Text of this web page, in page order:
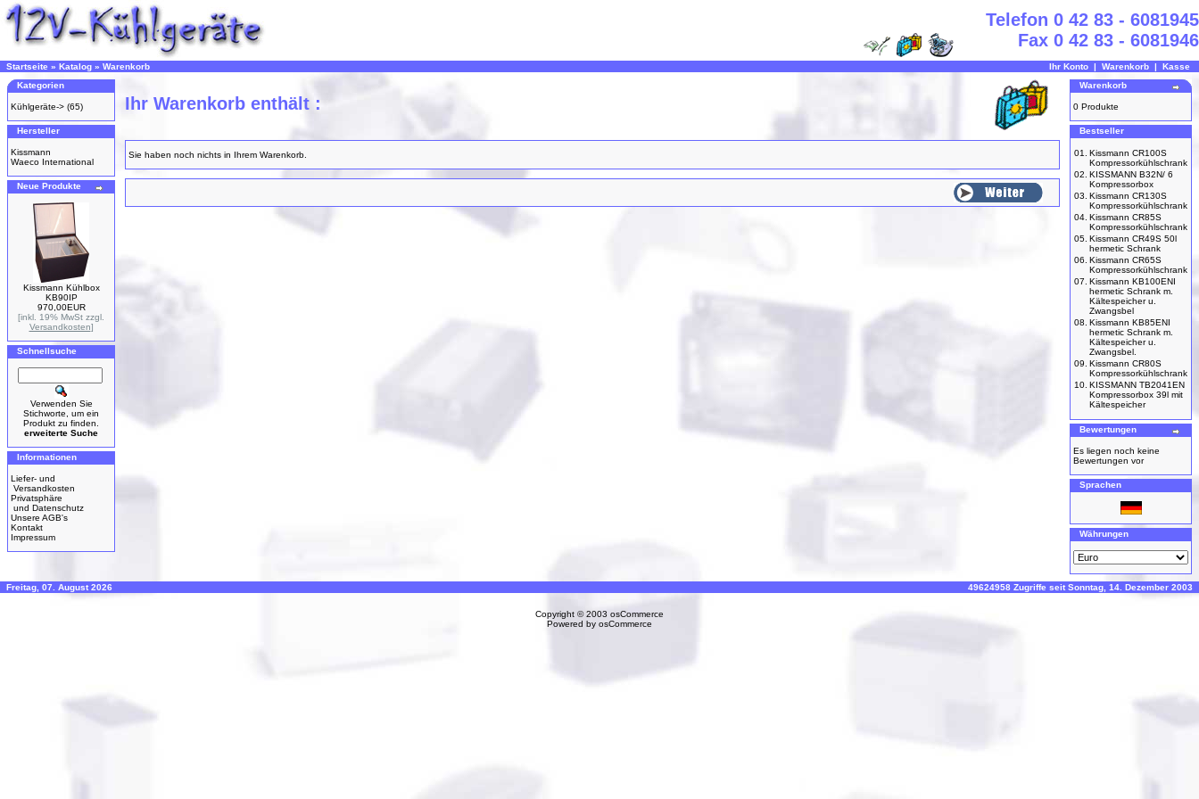
Telefon 0 42 83 - 6081945
Fax 0 42 83 - 6081946
Startseite » Katalog » Warenkorb Ihr Konto | Warenkorb | Kasse
Kategorien
Kühlgeräte-> (65)
Hersteller
Kissmann
Waeco International
Neue Produkte
Kissmann Kühlbox
KB90IP
970,00EUR
[inkl. 19% MwSt zzgl.
Versandkosten]
Schnellsuche
Verwenden Sie
Stichworte, um ein
Produkt zu finden.
erweiterte Suche
Informationen
Liefer- und
Versandkosten
Privatsphäre
und Datenschutz
Unsere AGB's
Kontakt
Impressum
Ihr Warenkorb enthält :
Sie haben noch nichts in Ihrem Warenkorb.
Warenkorb
0 Produkte
Bestseller
01.
Kissmann CR100S
Kompressorkühlschrank
02. KISSMANN B32N/ 6
Kompressorbox
03. Kissmann CR130S
Kompressorkühlschrank
04. Kissmann CR85S
Kompressorkühlschrank
05. Kissmann CR49S 50l
hermetic Schrank
06. Kissmann CR65S
Kompressorkühlschrank
07. Kissmann KB100ENI
hermetic Schrank m.
Kältespeicher u.
Zwangsbel
08. Kissmann KB85ENI
hermetic Schrank m.
Kältespeicher u.
Zwangsbel.
09. Kissmann CR80S
Kompressorkühlschrank
10. KISSMANN TB2041EN
Kompressorbox 39l mit
Kältespeicher
Bewertungen
Es liegen noch keine
Bewertungen vor
Sprachen
Währungen
Freitag, 07. August 2026 49624958 Zugriffe seit Sonntag, 14. Dezember 2003
Copyright © 2003 osCommerce
Powered by osCommerce